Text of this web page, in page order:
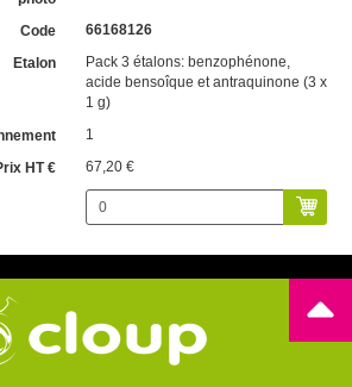
66168126
Pack 3 étalons: benzophénone,
acide bensoîque et antraquinone (3 x
1 g)
1
67,20 €